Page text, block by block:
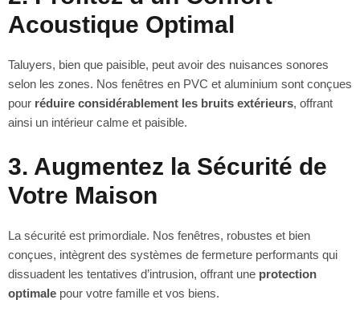
Acoustique Optimal
Taluyers, bien que paisible, peut avoir des nuisances sonores
selon les zones. Nos fenêtres en PVC et aluminium sont conçues
pour réduire considérablement les bruits extérieurs, offrant
ainsi un intérieur calme et paisible.
3. Augmentez la Sécurité de
Votre Maison
La sécurité est primordiale. Nos fenêtres, robustes et bien
conçues, intègrent des systèmes de fermeture performants qui
dissuadent les tentatives d’intrusion, offrant une protection
optimale pour votre famille et vos biens.